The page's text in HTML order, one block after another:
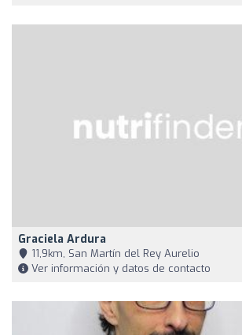
Graciela Ardura
11,9km, San Martín del Rey Aurelio
Ver información y datos de contacto